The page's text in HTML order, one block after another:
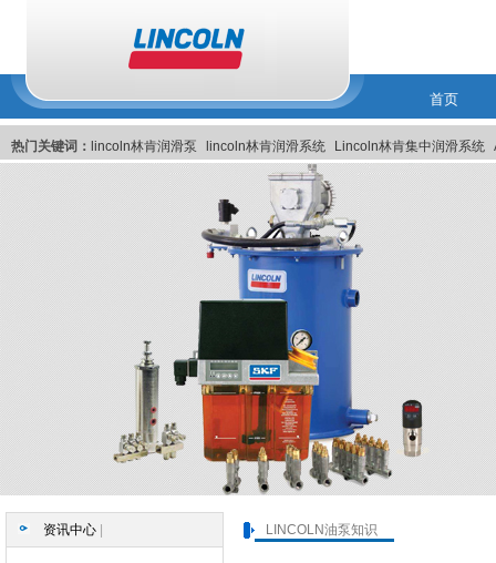
首页
热门关键词： lincoln林肯润滑泵 lincoln林肯润滑系统 Lincoln林肯集中润滑系统
美国Lincoln林肯集中润滑系统 Lincoln美国林肯集中润滑系统
资讯中心 LINCOLN油泵知识